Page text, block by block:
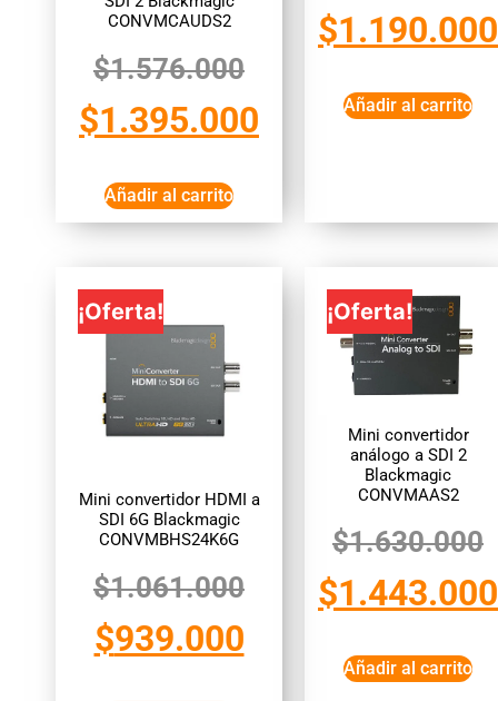
CONVMCAUDS2
$1.576.000
$1.395.000
Añadir al carrito
$1.190.000
Añadir al carrito
¡Oferta!
Mini convertidor HDMI a
SDI 6G Blackmagic
CONVMBHS24K6G
$1.061.000
$939.000
¡Oferta!
Mini convertidor
análogo a SDI 2
Blackmagic
CONVMAAS2
$1.630.000
$1.443.000
Añadir al carrito